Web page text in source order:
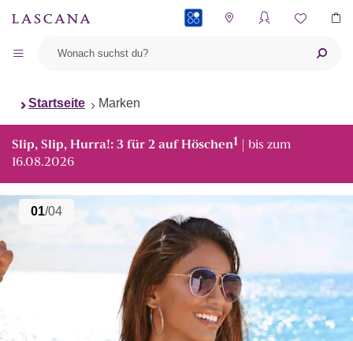
Startseite Marken
Slip, Slip, Hurra!: 3 für 2 auf Höschen1 | bis zum
16.08.2026
01/04